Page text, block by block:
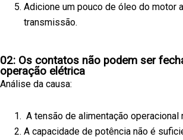
Adicione um pouco de óleo do motor
transmissão.
02: Os contatos não podem ser
operação elétrica
Análise da causa:
A tensão de alimentação operacional
A capacidade de potência não é